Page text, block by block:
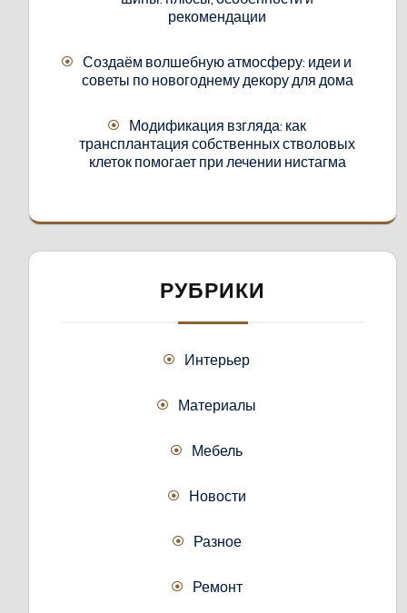
рекомендации
Создаём волшебную атмосферу: идеи и
советы по новогоднему декору для дома
Модификация взгляда: как
трансплантация собственных стволовых
клеток помогает при лечении нистагма
РУБРИКИ
Интерьер
Материалы
Мебель
Новости
Разное
Ремонт